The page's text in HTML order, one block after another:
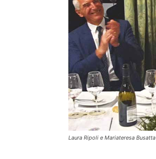
Laura Ripoli e Mariateresa Busatta